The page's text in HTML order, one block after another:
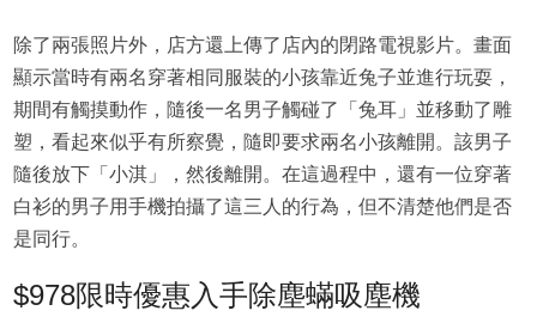
除了兩張照片外，店方還上傳了店內的閉路電視影片。畫面
顯示當時有兩名穿著相同服裝的小孩靠近兔子並進行玩耍，
期間有觸摸動作，隨後一名男子觸碰了「兔耳」並移動了雕
塑，看起來似乎有所察覺，隨即要求兩名小孩離開。該男子
隨後放下「小淇」，然後離開。在這過程中，還有一位穿著
白衫的男子用手機拍攝了這三人的行為，但不清楚他們是否
是同行。
$978限時優惠入手除塵蟎吸塵機